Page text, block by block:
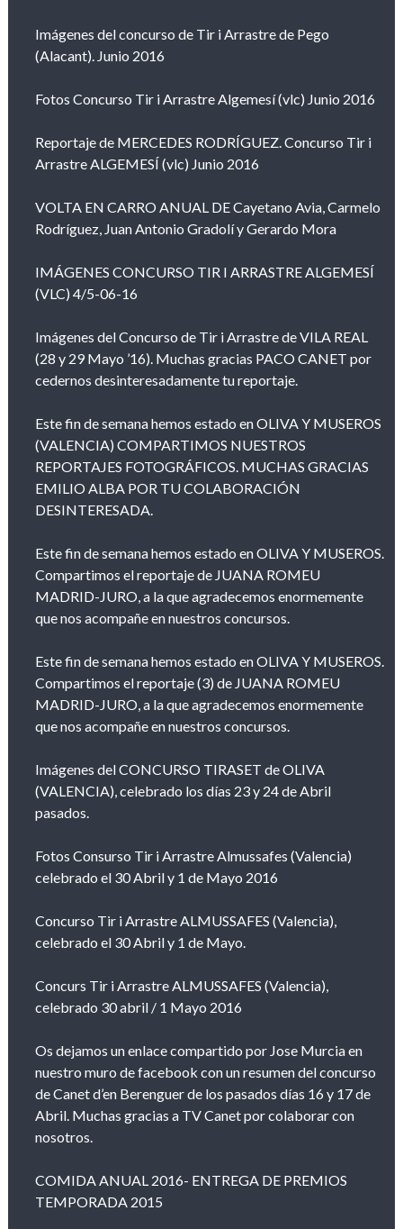
Imágenes del concurso de Tir i Arrastre de Pego
(Alacant). Junio 2016
Fotos Concurso Tir i Arrastre Algemesí (vlc) Junio 2016
Reportaje de MERCEDES RODRÍGUEZ. Concurso Tir i
Arrastre ALGEMESÍ (vlc) Junio 2016
VOLTA EN CARRO ANUAL DE Cayetano Avia, Carmelo
Rodríguez, Juan Antonio Gradolí y Gerardo Mora
IMÁGENES CONCURSO TIR I ARRASTRE ALGEMESÍ
(VLC) 4/5-06-16
Imágenes del Concurso de Tir i Arrastre de VILA REAL
(28 y 29 Mayo ’16). Muchas gracias PACO CANET por
cedernos desinteresadamente tu reportaje.
Este fin de semana hemos estado en OLIVA Y MUSEROS
(VALENCIA) COMPARTIMOS NUESTROS
REPORTAJES FOTOGRÁFICOS. MUCHAS GRACIAS
EMILIO ALBA POR TU COLABORACIÓN
DESINTERESADA.
Este fin de semana hemos estado en OLIVA Y MUSEROS.
Compartimos el reportaje de JUANA ROMEU
MADRID-JURO, a la que agradecemos enormemente
que nos acompañe en nuestros concursos.
Este fin de semana hemos estado en OLIVA Y MUSEROS.
Compartimos el reportaje (3) de JUANA ROMEU
MADRID-JURO, a la que agradecemos enormemente
que nos acompañe en nuestros concursos.
Imágenes del CONCURSO TIRASET de OLIVA
(VALENCIA), celebrado los días 23 y 24 de Abril
pasados.
Fotos Consurso Tir i Arrastre Almussafes (Valencia)
celebrado el 30 Abril y 1 de Mayo 2016
Concurso Tir i Arrastre ALMUSSAFES (Valencia),
celebrado el 30 Abril y 1 de Mayo.
Concurs Tir i Arrastre ALMUSSAFES (Valencia),
celebrado 30 abril / 1 Mayo 2016
Os dejamos un enlace compartido por Jose Murcia en
nuestro muro de facebook con un resumen del concurso
de Canet d’en Berenguer de los pasados días 16 y 17 de
Abril. Muchas gracias a TV Canet por colaborar con
nosotros.
COMIDA ANUAL 2016- ENTREGA DE PREMIOS
TEMPORADA 2015